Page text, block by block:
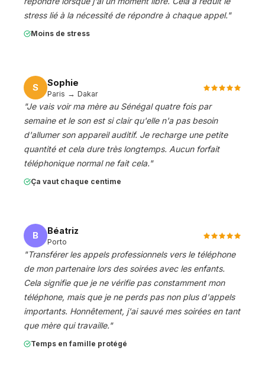
stress lié à la nécessité de répondre à chaque appel."
Moins de stress
S Sophie
Paris → Dakar
"Je vais voir ma mère au Sénégal quatre fois par
semaine et le son est si clair qu'elle n'a pas besoin
d'allumer son appareil auditif. Je recharge une petite
quantité et cela dure très longtemps. Aucun forfait
téléphonique normal ne fait cela."
Ça vaut chaque centime
B Béatriz
Porto
"Transférer les appels professionnels vers le téléphone
de mon partenaire lors des soirées avec les enfants.
Cela signifie que je ne vérifie pas constamment mon
téléphone, mais que je ne perds pas non plus d'appels
importants. Honnêtement, j'ai sauvé mes soirées en tant
que mère qui travaille."
Temps en famille protégé